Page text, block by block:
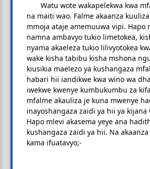
Watu wote wakapelekwa kwa
na maiti wao. Falme akaanza
mmoja ataje amemuuwa vipi. Hapo
namna ambavyo tukio limetokea,
nyama akaeleza tukio lilivyotokea
wake kisha tabibu kisha mshona
kiusikia maelezo ya kushangaza
habari hii iandikwe kwa wino wa
iwekwe kwenye kumbukumbu za
mfalme akauliza je kuna mwenye
inayoshangaza zaidi ya hii ya kijana
Hapo mlevi akasema yeye ana
kushangaza zaidi ya hii. Na
kama ifuatavyo;-